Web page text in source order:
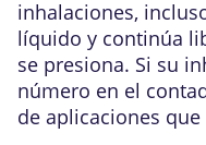
inhalaciones,
líquido y continúa
se presiona. Si su
número en el
de aplicaciones